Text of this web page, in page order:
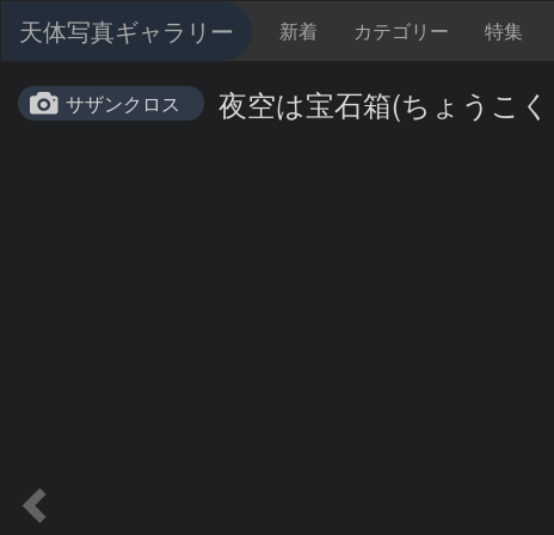
天体写真ギャラリー 新着 カテゴリー 特集
サザンクロス 夜空は宝石箱(ちょうこ